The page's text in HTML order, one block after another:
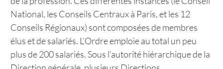
National, les Conseils Centraux à Paris, et les 12
Conseils Régionaux) sont composées de membres
élus et de salariés. L’Ordre emploie au total un peu
plus de 200 salariés. Sous l’autorité hiérarchique de la